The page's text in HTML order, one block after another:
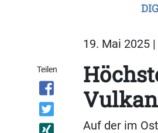
19. Mai 2025
Teilen
Auf der im